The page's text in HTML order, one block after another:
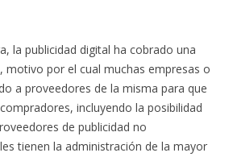
la publicidad digital ha cobrado una
motivo por el cual muchas empresas o
a proveedores de la misma para que
incluyendo la posibilidad
de publicidad no
tienen la administración de la mayor